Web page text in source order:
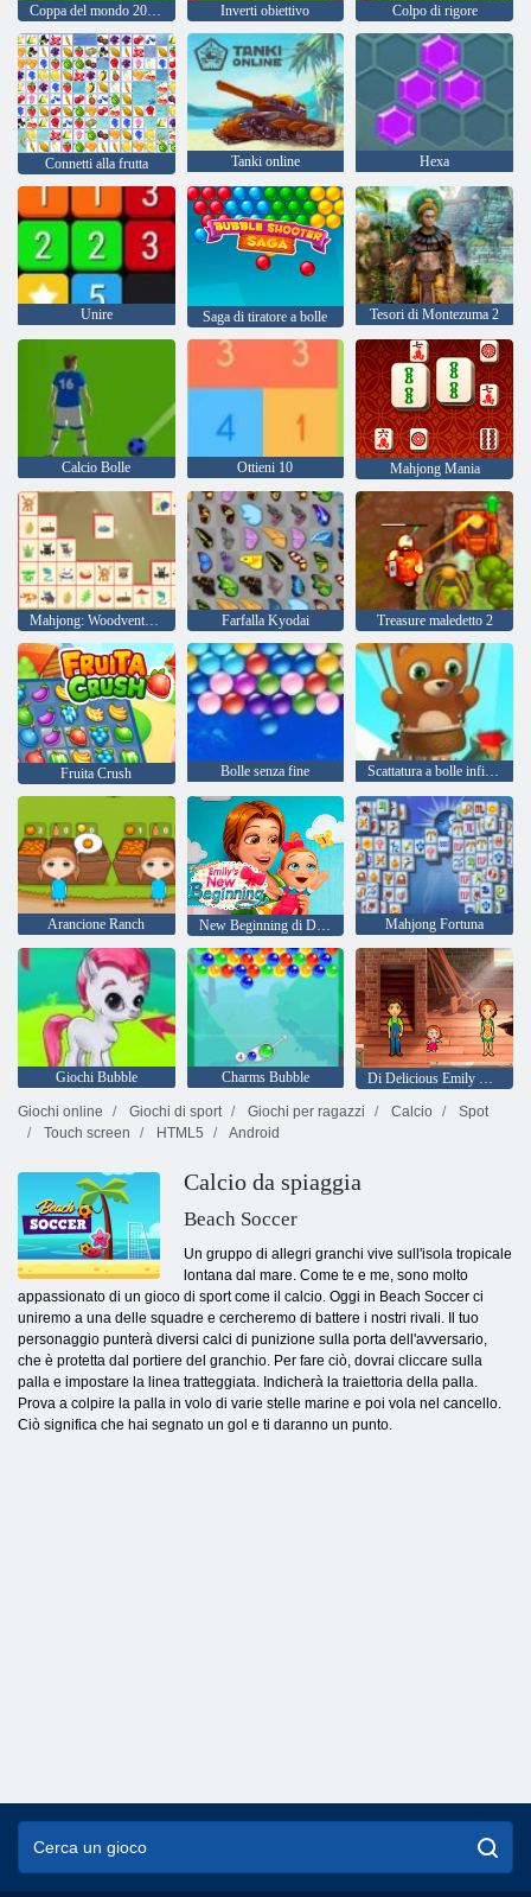
Coppa del mondo 2020 Soccer Inverti obiettivo Colpo di rigore
Connetti alla frutta Tanki online Hexa
Unire Saga di tiratore a bolle Tesori di Montezuma 2
Calcio Bolle Ottieni 10 Mahjong Mania
Mahjong: Woodventure connect Farfalla Kyodai Treasure maledetto 2
Fruita Crush Bolle senza fine Scattatura a bolle infinita
Arancione Ranch New Beginning di Delicious Emily Mahjong Fortuna
Giochi Bubble Charms Bubble
Di Delicious Emily Home Sweet Home
Giochi online
Giochi di sport Giochi per ragazzi Calcio
Spot
Touch screen
HTML5 Android
Calcio da spiaggia
Beach Soccer
Un gruppo di allegri granchi vive sull'isola tropicale
lontana dal mare. Come te e me, sono molto
appassionato di un gioco di sport come il calcio. Oggi in Beach Soccer ci
uniremo a una delle squadre e cercheremo di battere i nostri rivali. Il tuo
personaggio punterà diversi calci di punizione sulla porta dell'avversario,
che è protetta dal portiere del granchio. Per fare ciò, dovrai cliccare sulla
palla e impostare la linea tratteggiata. Indicherà la traiettoria della palla.
Prova a colpire la palla in volo di varie stelle marine e poi vola nel cancello.
Ciò significa che hai segnato un gol e ti daranno un punto.